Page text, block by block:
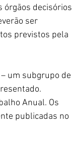
órgãos decisórios
ser
previstos pela
– um subgrupo de
Anual. Os
publicadas no